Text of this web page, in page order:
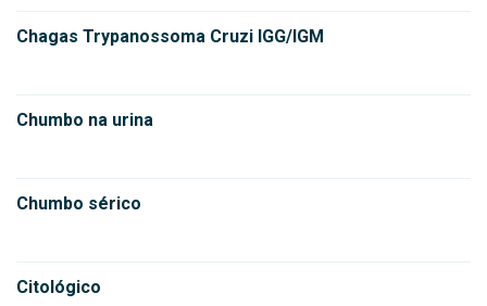
Chagas Trypanossoma Cruzi IGG/IGM
Chumbo na urina
Chumbo sérico
Citológico